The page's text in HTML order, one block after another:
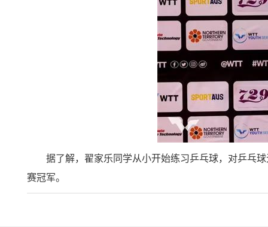
据了解，翟家乐同学从小开始练习乒乓球，对乒乓
赛冠军。